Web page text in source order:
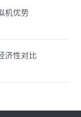
机优势
济性对比